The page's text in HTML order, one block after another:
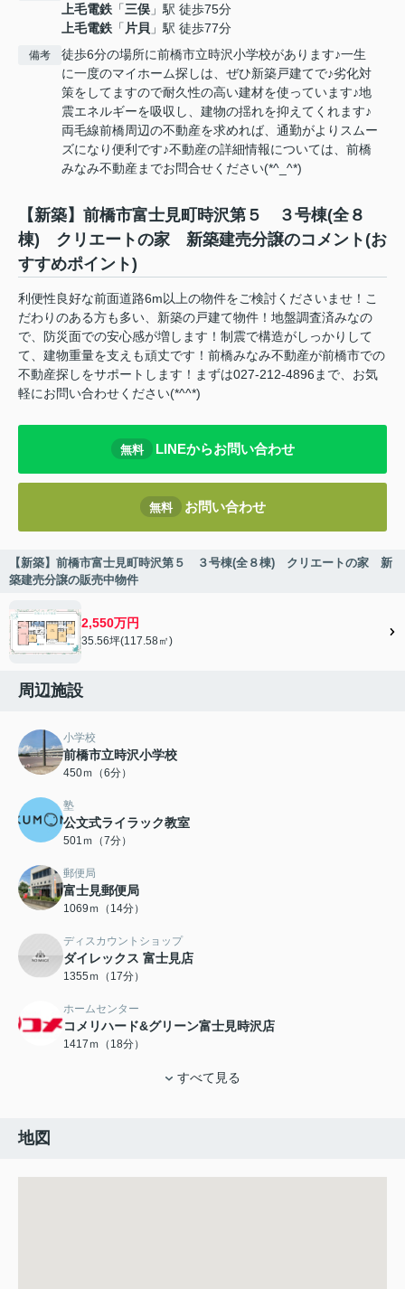
上毛電鉄 「三俣 」駅 徒歩75分
上毛電鉄 「 片貝 」駅 徒歩77分
備考
徒歩6分の場所に前橋市立時沢小学校があります♪一生
に一度のマイホーム探しは、ぜひ新築戸建てで♪劣化対
策をしてますので耐久性の高い建材を使っています♪地
震エネルギーを吸収し、建物の揺れを抑えてくれます♪
両毛線前橋周辺の不動産を求めれば、通勤がよりスムー
ズになり便利です♪不動産の詳細情報については、前橋
みなみ不動産までお問合せください(*^_^*)
【新築】前橋市富士見町時沢第５ ３号棟(全８
棟) クリエートの家 新築建売分譲のコメント(お
すすめポイント)
利便性良好な前面道路6m以上の物件をご検討くださいませ！こ
だわりのある方も多い、新築の戸建て物件！地盤調査済みなの
で、防災面での安心感が増します！制震で構造がしっかりして
て、建物重量を支えも頑丈です！前橋みなみ不動産が前橋市での
不動産探しをサポートします！まずは027-212-4896まで、お気
軽にお問い合わせください(*^^*)
無料 LINEからお問い合わせ
無料 お問い合わせ
【新築】前橋市富士見町時沢第５ ３号棟(全８棟) クリエートの家 新
築建売分譲の販売中物件
2,550万円
35.56坪(117.58㎡)
周辺施設
小学校
前橋市立時沢小学校
450ｍ（6分）
塾
公文式ライラック教室
501ｍ（7分）
郵便局
富士見郵便局
1069ｍ（14分）
ディスカウントショップ
ダイレックス 富士見店
1355ｍ（17分）
ホームセンター
コメリハード&グリーン富士見時沢店
1417ｍ（18分）
すべて見る
地図